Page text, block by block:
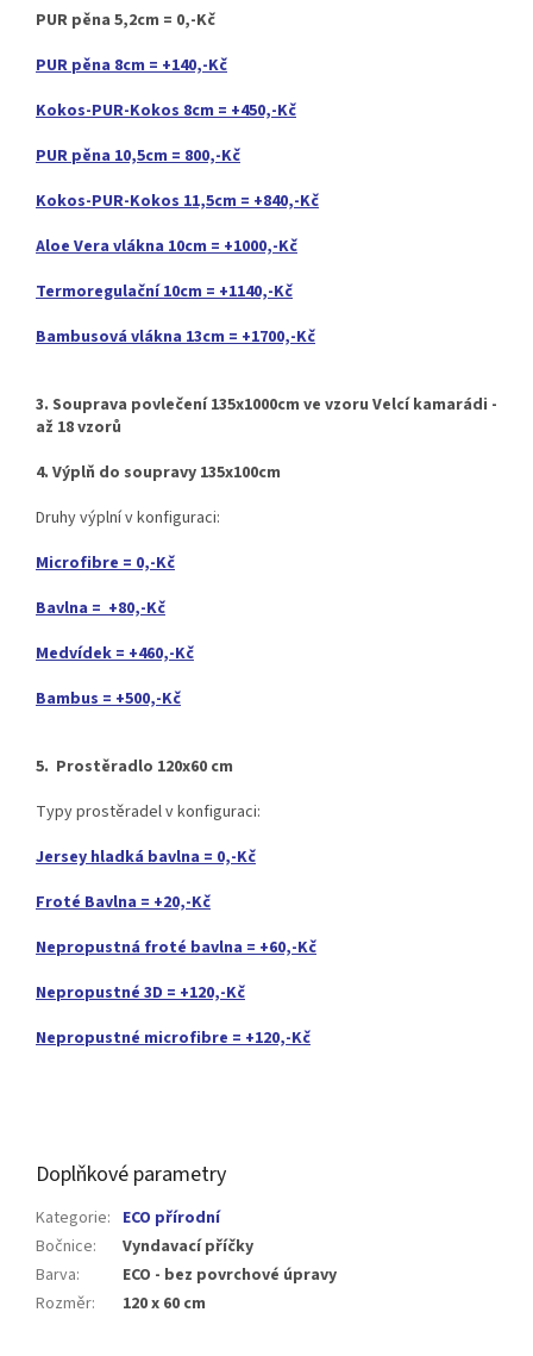
PUR pěna 5,2cm = 0,-Kč
PUR pěna 8cm = +140,-Kč
Kokos-PUR-Kokos 8cm = +450,-Kč
PUR pěna 10,5cm = 800,-Kč
Kokos-PUR-Kokos 11,5cm = +840,-Kč
Aloe Vera vlákna 10cm = +1000,-Kč
Termoregulační 10cm = +1140,-Kč
Bambusová vlákna 13cm = +1700,-Kč
3. Souprava povlečení 135x1000cm ve vzoru Velcí kamarádi -
až 18 vzorů
4. Výplň do soupravy 135x100cm
Druhy výplní v konfiguraci:
Microfibre = 0,-Kč
Bavlna = +80,-Kč
Medvídek = +460,-Kč
Bambus = +500,-Kč
5. Prostěradlo 120x60 cm
Typy prostěradel v konfiguraci:
Jersey hladká bavlna = 0,-Kč
Froté Bavlna = +20,-Kč
Nepropustná froté bavlna = +60,-Kč
Nepropustné 3D = +120,-Kč
Nepropustné microfibre = +120,-Kč
Doplňkové parametry
Kategorie: ECO přírodní
Bočnice:
Vyndavací příčky
Barva:
ECO - bez povrchové úpravy
Rozměr: 120 x 60 cm